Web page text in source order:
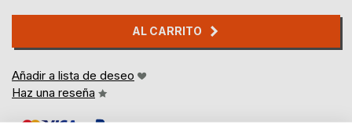
AL CARRITO
Añadir a lista de deseo
Haz una reseña